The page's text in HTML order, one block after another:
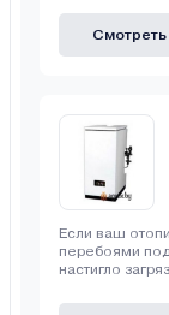
Если ваш
перебоями
настигло